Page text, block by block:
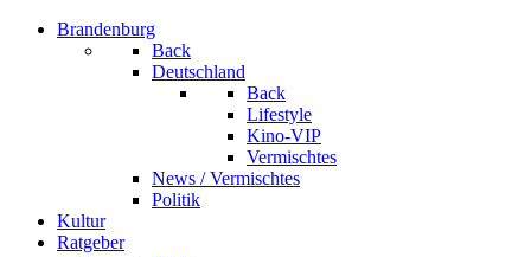
Brandenburg
Back
Deutschland
Back
Lifestyle
Kino-VIP
Vermischtes
News / Vermischtes
Politik
Kultur
Ratgeber